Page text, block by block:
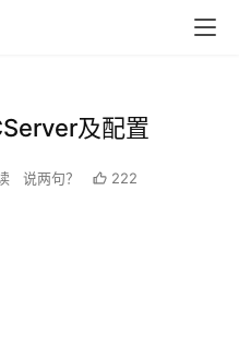
及配置
说两句？ 222